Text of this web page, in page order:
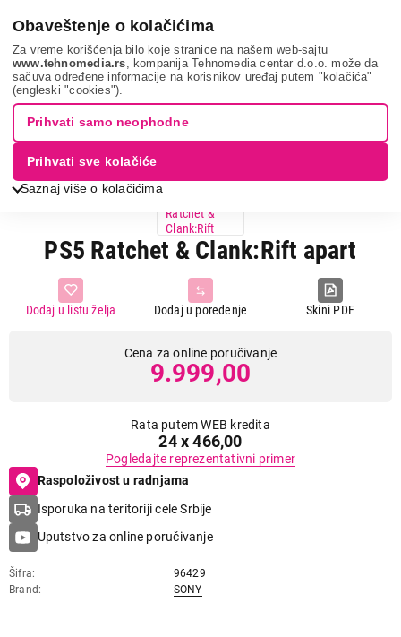
Obaveštenje o kolačićima
Za vreme korišćenja bilo koje stranice na našem web-sajtu
www.tehnomedia.rs , kompanija Tehnomedia centar d.o.o. može da
sačuva određene informacije na korisnikov uređaj putem "kolačića"
(engleski "cookies").
Saznaj više o kolačićima
Prihvati samo neophodne
Prihvati sve kolačiće
It & gaming Video igre Ps5 ratchet & c...
PS5 Ratchet & Clank:Rift apart
Skini PDF
Dodaj u poređenje
Dodaj u listu želja
Cena za online poručivanje
9.999,00
Rata putem WEB kredita
24 x 466,00
Pogledajte reprezentativni primer
Raspoloživost u radnjama
Isporuka na teritoriji cele Srbije
Uputstvo za online poručivanje
Šifra
96429
Brand
SONY